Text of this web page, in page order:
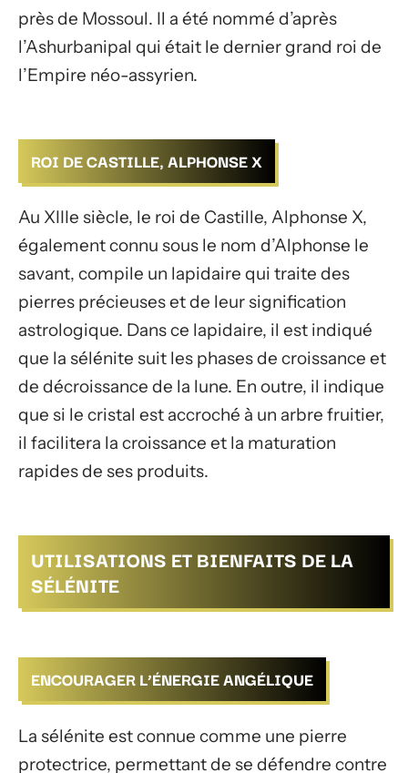
près de Mossoul. Il a été nommé d’après
l’Ashurbanipal qui était le dernier grand roi de
l’Empire néo-assyrien.
ROI DE CASTILLE, ALPHONSE X
Au XIIIe siècle, le roi de Castille, Alphonse X,
également connu sous le nom d’Alphonse le
savant, compile un lapidaire qui traite des
pierres précieuses et de leur signification
astrologique. Dans ce lapidaire, il est indiqué
que la sélénite suit les phases de croissance et
de décroissance de la lune. En outre, il indique
que si le cristal est accroché à un arbre fruitier,
il facilitera la croissance et la maturation
rapides de ses produits.
UTILISATIONS ET BIENFAITS DE LA
SÉLÉNITE
ENCOURAGER L’ÉNERGIE ANGÉLIQUE
La sélénite est connue comme une pierre
protectrice, permettant de se défendre contre